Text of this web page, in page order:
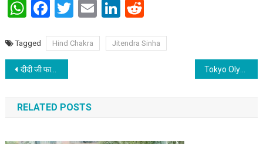
WhatsApp
Facebook
Twitter
EmailLinkedIn
Tagged Hind Chakra Jitendra Sinha
Post navigation
दीदी जी फाउंडेशन ने अनाथालय को अडॉप्ट किया Tokyo Olympics re-kindle hope for Indian Hockey Team
RELATED POSTS